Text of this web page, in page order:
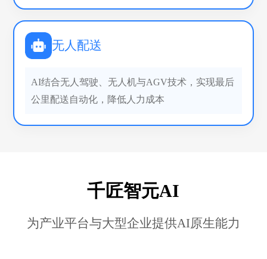
无人配送
AI结合无人驾驶、无人机与AGV技术，实现最后
公里配送自动化，降低人力成本
千匠智元AI
为产业平台与大型企业提供AI原生能力